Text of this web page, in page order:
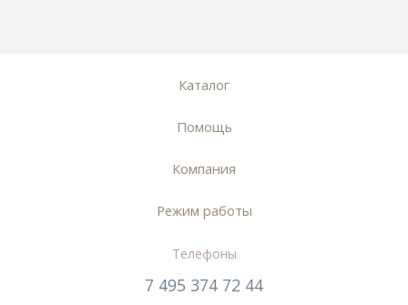
Каталог
Помощь
Компания
Режим работы
Телефоны
7 495 374 72 44